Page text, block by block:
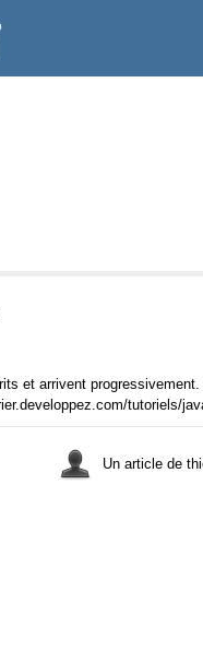
et arrivent
tutoriels/
Un article de